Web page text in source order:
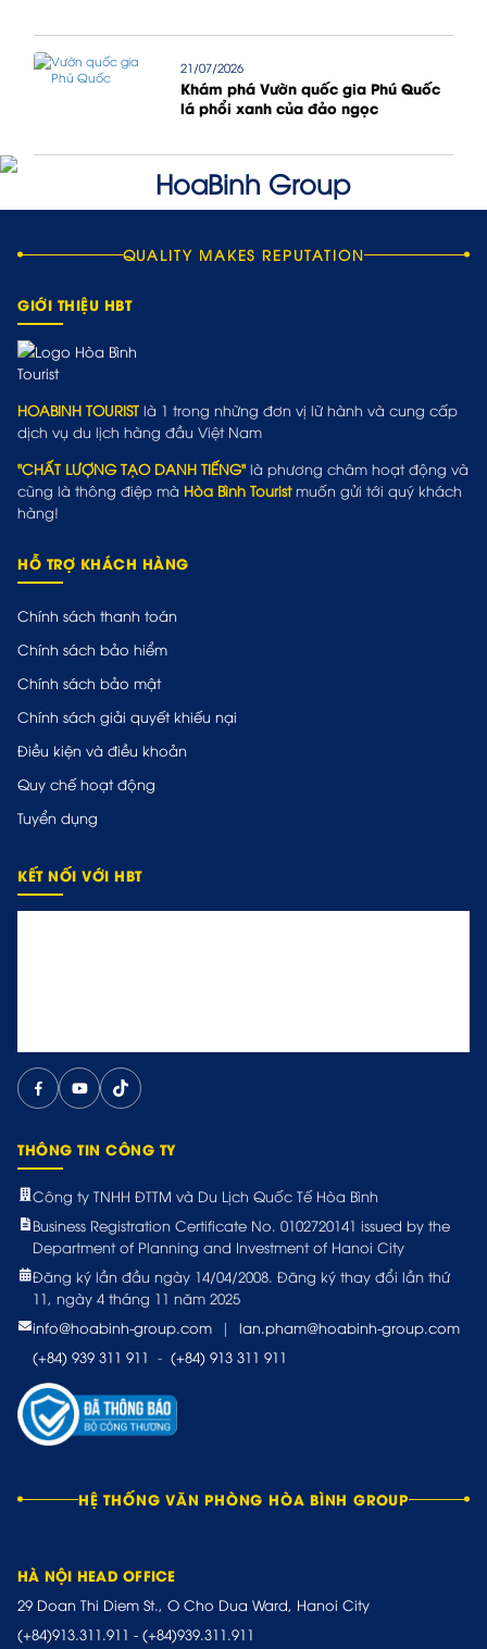
21/07/2026
Khám phá Vườn quốc gia Phú Quốc
lá phổi xanh của đảo ngọc
QUALITY MAKES REPUTATION
GIỚI THIỆU HBT
HOABINH TOURIST là 1 trong những đơn vị lữ hành và cung cấp
dịch vụ du lịch hàng đầu Việt Nam
"CHẤT LƯỢNG TẠO DANH TIẾNG" là phương châm hoạt động và
cũng là thông điệp mà Hòa Bình Touristmuốn gửi tới quý khách
hàng!
HỖ TRỢ KHÁCH HÀNG
Chính sách thanh toán
Chính sách bảo hiểm
Chính sách bảo mật
Chính sách giải quyết khiếu nại
Điều kiện và điều khoản
Quy chế hoạt động
Tuyển dụng
KẾT NỐI VỚI HBT
THÔNG TIN CÔNG TY
Công ty TNHH ĐTTM và Du Lịch Quốc Tế Hòa Bình
Business Registration Certificate No. 0102720141 issued by the
Department of Planning and Investment of Hanoi City
Đăng ký lần đầu ngày 14/04/2008. Đăng ký thay đổi lần thứ
11, ngày 4 tháng 11 năm 2025
info@hoabinh-group.com
|
lan.pham@hoabinh-group.com
(+84) 939 311 911 - (+84) 913 311 911
HỆ THỐNG VĂN PHÒNG HÒA BÌNH GROUP
HÀ NỘI HEAD OFFICE
29 Doan Thi Diem St., O Cho Dua Ward, Hanoi City
(+84)913.311.911 - (+84)939.311.911